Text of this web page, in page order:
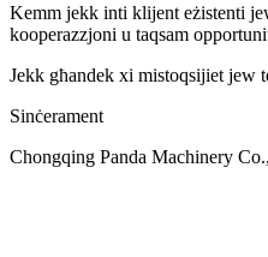
Kemm jekk inti klijent eżistenti
kooperazzjoni u taqsam
Jekk għandek xi mistoqsijiet jew
Sinċerament
Chongqing Panda Machinery